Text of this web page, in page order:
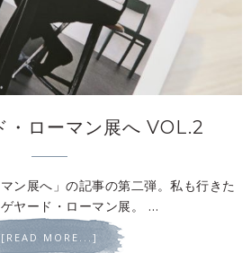
・ローマン展へ VOL.2
ン展へ」の記事の第二弾。私も行きた
ヤード・ローマン展。 …
[READ MORE...]